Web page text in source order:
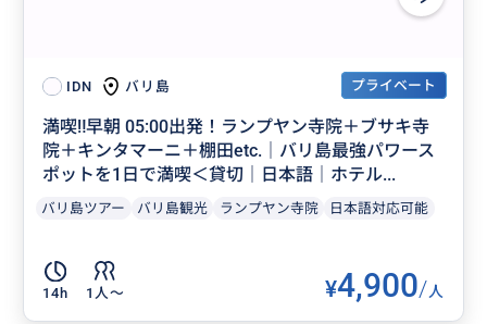
IDN バリ島 プライベート
満喫‼️早朝 05:00出発！ランプヤン寺院＋ブサキ寺
院＋キンタマーニ＋棚田etc.｜バリ島最強パワース
ポットを1日で満喫＜貸切｜日本語｜ホテル...
バリ島ツアー バリ島観光 ランプヤン寺院 日本語対応可能
14h 1人〜 ¥4,900/人